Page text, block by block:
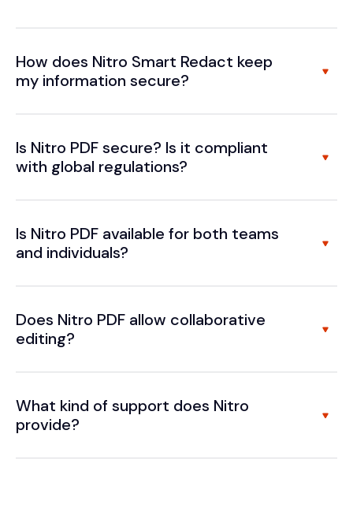
How does Nitro Smart Redact keep
my information secure?
Is Nitro PDF secure? Is it compliant
with global regulations?
Is Nitro PDF available for both teams
and individuals?
Does Nitro PDF allow collaborative
editing?
What kind of support does Nitro
provide?